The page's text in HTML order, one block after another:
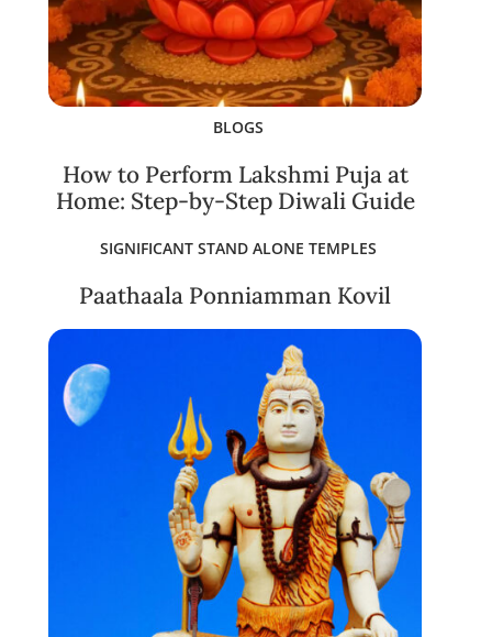
BLOGS
How to Perform Lakshmi Puja at
Home: Step-by-Step Diwali Guide
SIGNIFICANT STAND ALONE TEMPLES
Paathaala Ponniamman Kovil